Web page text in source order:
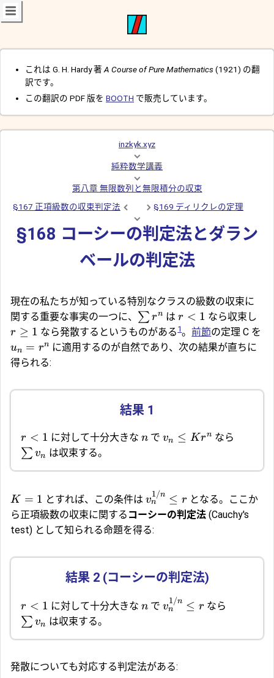
これは G. H. Hardy 著 A Course of Pure Mathematics(1921) の翻
訳です。
この翻訳の PDF 版を BOOTH で販売しています。
inzkyk.xyz
純粋数学講義
第八章 無限数列と無限積分の収束
§167 正項級数の収束判定法
§169 ディリクレの定理
§168 コーシーの判定法とダラン
ベールの判定法
現在の私たちが知っている特別なクラスの級数の収束に
関する重要な事実の一つに、 ∑ rn は r < 1 なら収束し
r ≥ 1 なら発散するというものがある1。前節の定理 C を
un = rn に適用するのが自然であり、次の結果が直ちに
得られる:
r < 1 に対して十分大きなn でvn ≤ Krn なら
∑ vn は収束する。
K = 1 とすれば、この条件はvn
1/n ≤ r となる。ここか
ら正項級数の収束に関する コーシーの判定法 (Cauchy's
test) として知られる命題を得る:
r < 1 に対して十分大きなn でvn
1/n ≤ r なら
∑ vn は収束する。
発散についても対応する判定法がある: